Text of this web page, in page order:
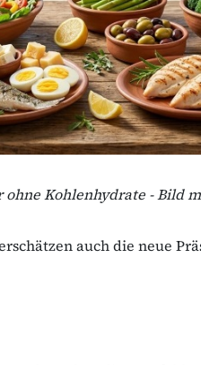
ohne Kohlenhydrate - Bild
auch die neue